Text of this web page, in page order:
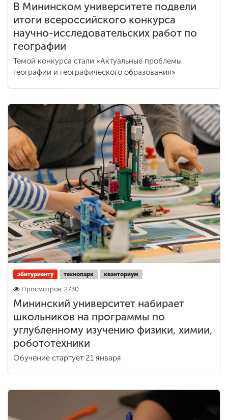
В Мининском университете подвели
итоги всероссийского конкурса
научно-исследовательских работ по
географии
Темой конкурса стали «Актуальные проблемы
географии и географического образования»
абитуриенту технопарк кванториум
Просмотров: 2730
Мининский университет набирает
школьников на программы по
углубленному изучению физики, химии,
робототехники
Обучение стартует 21 января